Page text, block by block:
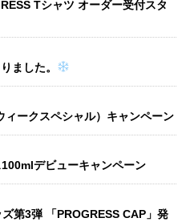
Tシャツ オーダー受付スタ
ました。
ィークスペシャル）キャンペーン
デビューキャンペーン
第3弾 「PROGRESS CAP」発